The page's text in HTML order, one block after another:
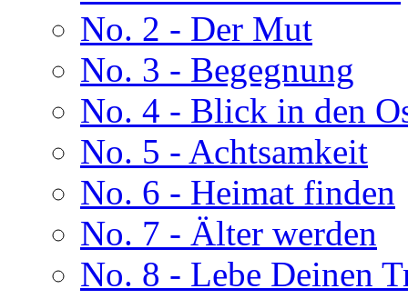
No. 2 - Der Mut
No. 3 - Begegnung
No. 4 - Blick in den
No. 5 - Achtsamkeit
No. 6 - Heimat finden
No. 7 - Älter werden
No. 8 - Lebe Deinen